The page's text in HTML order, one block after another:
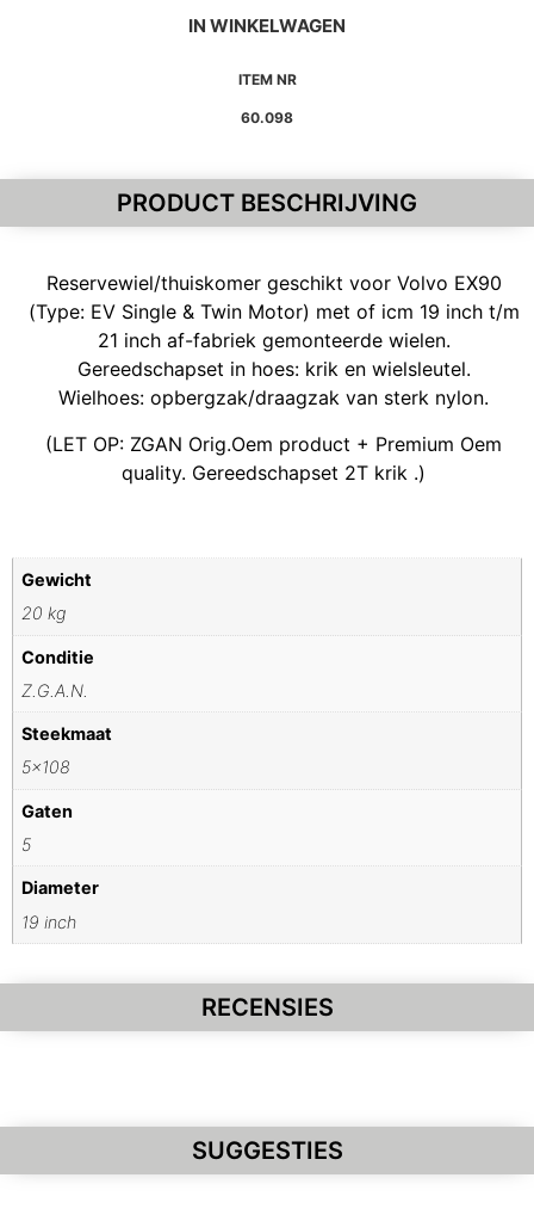
IN WINKELWAGEN
ITEM NR
60.098
PRODUCT BESCHRIJVING
Reservewiel/thuiskomer geschikt voor Volvo EX90
(Type: EV Single & Twin Motor) met of icm 19 inch t/m
21 inch af-fabriek gemonteerde wielen.
Gereedschapset in hoes: krik en wielsleutel.
Wielhoes: opbergzak/draagzak van sterk nylon.
(LET OP: ZGAN Orig.Oem product + Premium Oem
quality. Gereedschapset 2T krik .)
Gewicht
20 kg
Conditie
Z.G.A.N.
Steekmaat
5×108
Gaten
5
Diameter
19 inch
RECENSIES
SUGGESTIES